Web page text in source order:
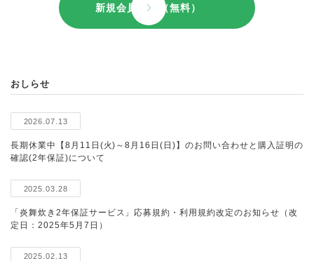
新規会員登録（無料）
おしらせ
2026.07.13
長期休業中【8月11日(火)～8月16日(日)】のお問い合わせと購入証明の
確認(2年保証)について
2025.03.28
「炎舞炊き2年保証サービス」応募規約・利用規約改定のお知らせ（改
定日：2025年5月7日）
2025.02.13